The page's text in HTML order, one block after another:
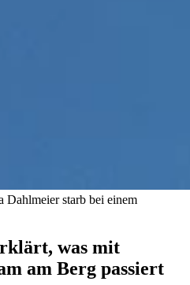
starb bei einem
was mit
am Berg passiert